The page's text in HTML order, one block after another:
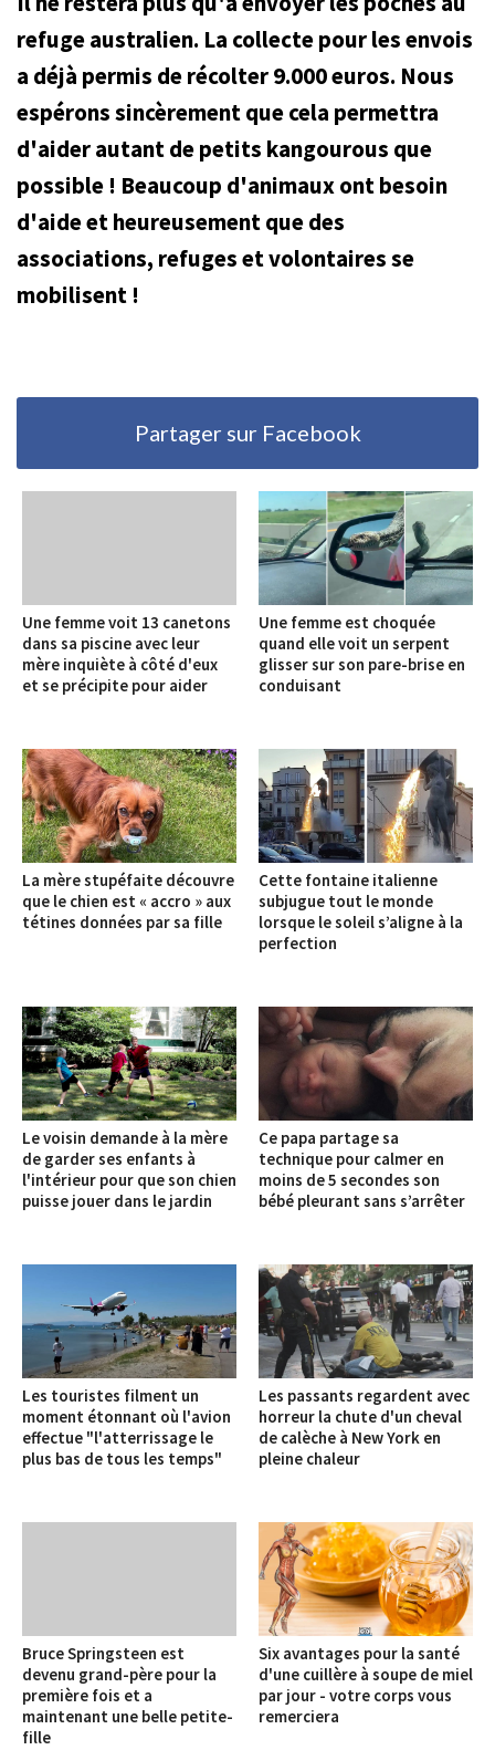
refuge australien. La collecte pour les envois
a déjà permis de récolter 9.000 euros. Nous
espérons sincèrement que cela permettra
d'aider autant de petits kangourous que
possible ! Beaucoup d'animaux ont besoin
d'aide et heureusement que des
associations, refuges et volontaires se
mobilisent !
Partager sur Facebook
Une femme voit 13 canetons
dans sa piscine avec leur
mère inquiète à côté d'eux
et se précipite pour aider
Une femme est choquée
quand elle voit un serpent
glisser sur son pare-brise en
conduisant
La mère stupéfaite découvre
que le chien est « accro » aux
tétines données par sa fille
Cette fontaine italienne
subjugue tout le monde
lorsque le soleil s’aligne à la
perfection
Le voisin demande à la mère
de garder ses enfants à
l'intérieur pour que son chien
puisse jouer dans le jardin
Ce papa partage sa
technique pour calmer en
moins de 5 secondes son
bébé pleurant sans s’arrêter
Les touristes filment un
moment étonnant où l'avion
effectue "l'atterrissage le
plus bas de tous les temps"
Les passants regardent avec
horreur la chute d'un cheval
de calèche à New York en
pleine chaleur
Bruce Springsteen est
devenu grand-père pour la
première fois et a
maintenant une belle petite-
fille
Six avantages pour la santé
d'une cuillère à soupe de miel
par jour - votre corps vous
remerciera